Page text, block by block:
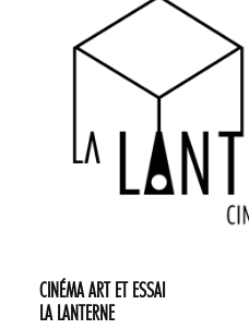
CINÉMA ART ET ESSAI
LA LANTERNE